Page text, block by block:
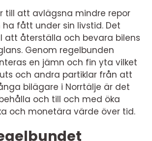
till att avlägsna mindre repor
ha fått under sin livstid. Det
att återställa och bevara bilens
Genom regelbunden
en jämn och fin yta vilket
och andra partiklar från att
bilägare i Norrtälje är det
och till och med öka
och monetära värde över tid.